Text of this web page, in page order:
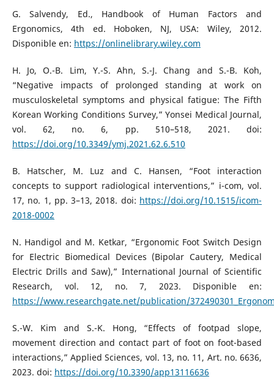
G. Salvendy, Ed., Handbook of Human Factors and
Ergonomics, 4th ed. Hoboken, NJ, USA: Wiley, 2012.
Disponible en: https://onlinelibrary.wiley.com
H. Jo, O.-B. Lim, Y.-S. Ahn, S.-J. Chang and S.-B. Koh,
“Negative impacts of prolonged standing at work on
musculoskeletal symptoms and physical fatigue: The Fifth
Korean Working Conditions Survey,” Yonsei Medical Journal,
vol. 62, no. 6, pp. 510–518, 2021. doi:
https://doi.org/10.3349/ymj.2021.62.6.510
B. Hatscher, M. Luz and C. Hansen, “Foot interaction
concepts to support radiological interventions,” i-com, vol.
17, no. 1, pp. 3–13, 2018. doi: https://doi.org/10.1515/icom-
2018-0002
N. Handigol and M. Ketkar, “Ergonomic Foot Switch Design
for Electric Biomedical Devices (Bipolar Cautery, Medical
Electric Drills and Saw),” International Journal of Scientific
Research, vol. 12, no. 7, 2023. Disponible en:
https://www.researchgate.net/publication/
S.-W. Kim and S.-K. Hong, “Effects of footpad slope,
movement direction and contact part of foot on foot-based
interactions,” Applied Sciences, vol. 13, no. 11, Art. no. 6636,
2023. doi: https://doi.org/10.3390/app13116636